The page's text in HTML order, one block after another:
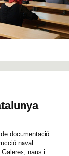
documentació
naval
naus i